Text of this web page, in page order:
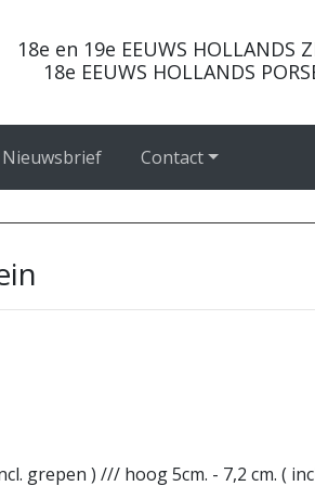
18e en 19e EEUWS HOLLANDS
18e EEUWS HOLLANDS
Nieuwsbrief Contact
grepen ) /// hoog 5cm. - 7,2 cm. (